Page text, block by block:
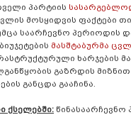
პარტიის
მოსყიდვის ფაქტები
საარჩევნო პერიოდის
მასშტაბურმა
ხარჯების
გაზრდის მიზნით
განცდა გააჩინა.
ქსელებში: